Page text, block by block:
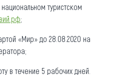
национальном туристском
;
«Мир» до 28.08.2020 на
в течение 5 рабочих дней.